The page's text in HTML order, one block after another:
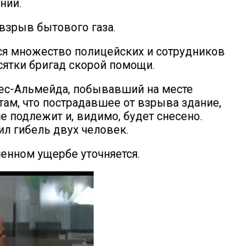
бытового газа.
множество полицейских и сотрудников
бригад скорой помощи.
Альмейда, побывавший на месте
что пострадавшее от взрыва здание,
подлежит и, видимо, будет снесено.
гибель двух человек.
ущербе уточняется.